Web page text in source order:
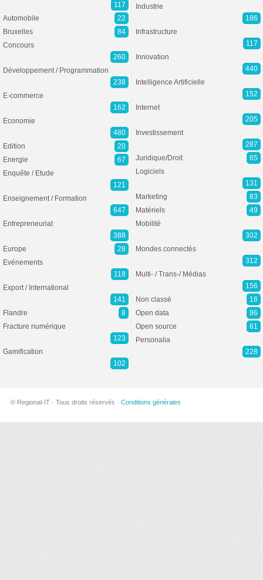
117
Automobile
22
Bruxelles
84
Concours
260
Développement / Programmation
238
E-commerce
162
Economie
480
Edition
20
Energie
67
Enquête / Etude
121
Enseignement / Formation
647
Entrepreneuriat
388
Europe
28
Evénements
118
Export / International
141
Flandre
8
Fracture numérique
123
Gamification
102
Industrie
186
Infrastructure
117
Innovation
440
Intelligence Artificielle
152
Internet
205
Investissement
287
Juridique/Droit
65
Logiciels
131
Marketing
83
Matériels
49
Mobilité
302
Mondes connectés
312
Multi- / Trans-/ Médias
156
Non classé
16
Open data
96
Open source
61
Personalia
228
© Regional-IT · Tous droits réservés · Conditions générales